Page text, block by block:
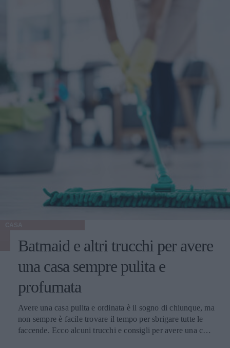
Batmaid e altri trucchi per avere
una casa sempre pulita e
profumata
Avere una casa pulita e ordinata è il sogno di chiunque, ma
non sempre è facile trovare il tempo per sbrigare tutte le
faccende. Ecco alcuni trucchi e consigli per avere una casa